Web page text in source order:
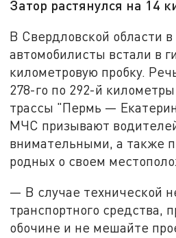
Затор растянулся на 14
В Свердловской области
автомобилисты встали в
километровую пробку.
278-го по 292-й
трассы "Пермь —
МЧС призывают
внимательными, а также
родных о своем
— В случае технической
транспортного средства,
обочине и не мешайте